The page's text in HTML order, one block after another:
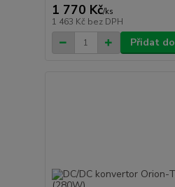
1 770 Kč/ks
1 463 Kč bez DPH
Přidat